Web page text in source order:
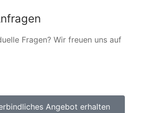
Fragen? Wir freuen uns auf
Angebot erhalten